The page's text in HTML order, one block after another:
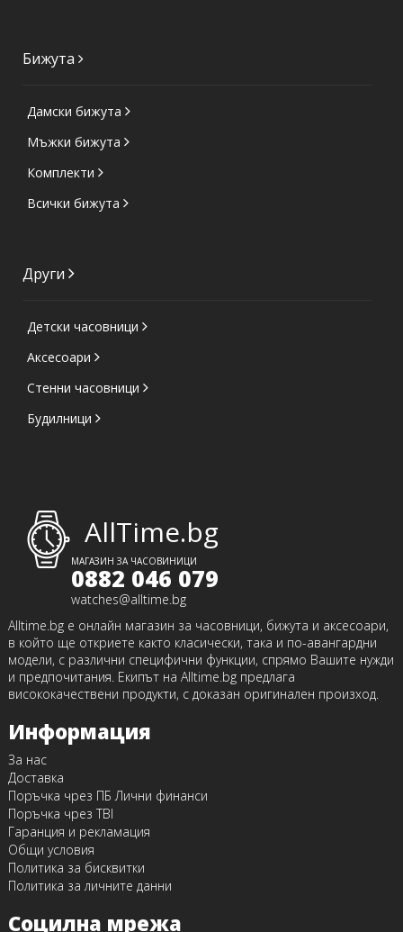
Бижута
Дамски бижута
Мъжки бижута
Комплекти
Всички бижута
Други
Детски часовници
Аксесоари
Стенни часовници
Будилници
AllTime.bg
МАГАЗИН ЗА ЧАСОВИНИЦИ
0882 046 079
watches@alltime.bg
Alltime.bg е онлайн магазин за часовници, бижута и аксесоари,
в който ще откриете както класически, така и по-авангардни
модели, с различни специфични функции, спрямо Вашите нужди
и предпочитания. Екипът на Alltime.bg предлага
висококачествени продукти, с доказан оригинален произход.
Информация
За нас
Доставка
Поръчка чрез ПБ Лични финанси
Поръчка чрез TBI
Гаранция и рекламация
Общи условия
Политика за бисквитки
Политика за личните данни
Социлна мрежа